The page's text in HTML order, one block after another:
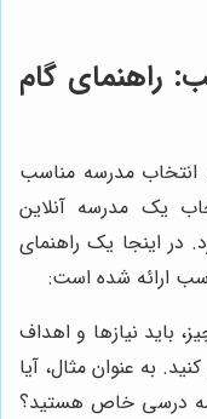
راهنمای گام
انتخاب مدرسه مناسب
یک مدرسه آنلاین
در اینجا یک راهنمای
ارائه شده است:
باید نیازها و اهداف
به عنوان مثال، آیا
درسی خاص هستید؟